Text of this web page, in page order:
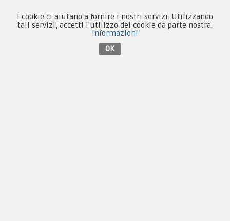
Collezionismo e Vintage
I cookie ci aiutano a fornire i nostri servizi. Utilizzando
tali servizi, accetti l'utilizzo dei cookie da parte nostra.
Informazioni
OK